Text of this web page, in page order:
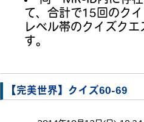
て、合計で15回のク
レベル帯のクイズク
す。
【完美世界】クイズ60-69